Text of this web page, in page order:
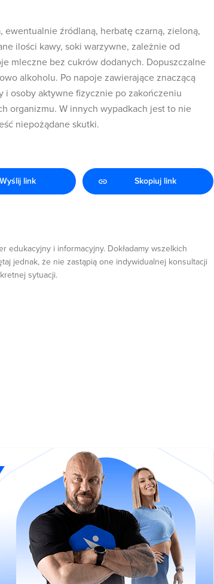
źródlaną, herbatę czarną, zieloną,
ilości kawy, soki warzywne, zależnie od
mleczne bez cukrów dodanych. Dopuszczalne
alkoholu. Po napoje zawierające znaczącą
osoby aktywne fizycznie po zakończeniu
organizmu. W innych wypadkach jest to nie
niepożądane skutki.
edukacyjny i informacyjny. Dokładamy wszelkich
jednak, że nie zastąpią one indywidualnej konsultacji
sytuacji.
Wyślij link Skopiuj link